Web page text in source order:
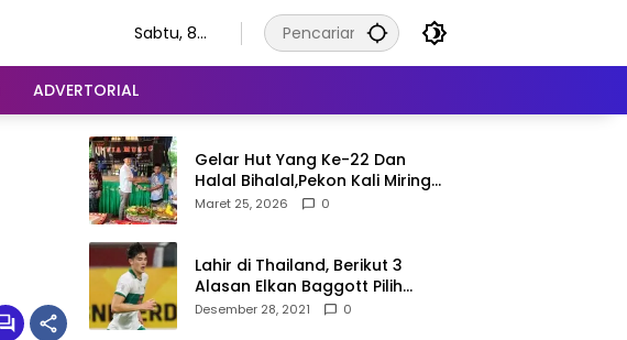
Sabtu, 8
ADVERTORIAL
Gelar Hut Yang Ke-22 Dan
Halal Bihalal,Pekon Kali Miring
Semangat Gotong Royong
Maret 25, 2026 0
Lahir di Thailand, Berikut 3
Alasan Elkan Baggott Pilih
Timnas Indonesia
Desember 28, 2021 0